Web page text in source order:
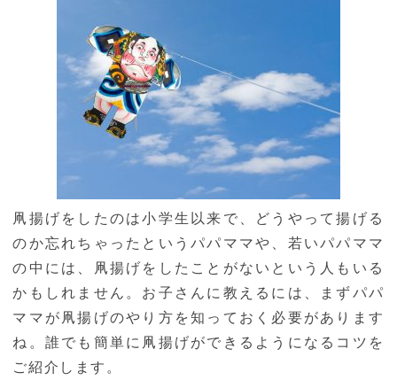
凧揚げをしたのは小学生以来で、どうやって揚げる
のか忘れちゃったというパパママや、若いパパママ
の中には、凧揚げをしたことがないという人もいる
かもしれません。お子さんに教えるには、まずパパ
ママが凧揚げのやり方を知っておく必要があります
ね。誰でも簡単に凧揚げができるようになるコツを
ご紹介します。